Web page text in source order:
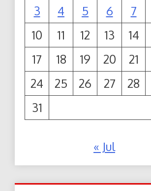
3
4 5 6 7
10
11 12 13 14
17
18 19 20 21
24
25 26 27 28
31
« Jul